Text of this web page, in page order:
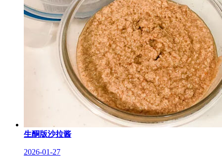
生酮版沙拉酱
2026-01-27